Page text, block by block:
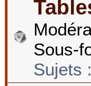
Sous-
Sujets :